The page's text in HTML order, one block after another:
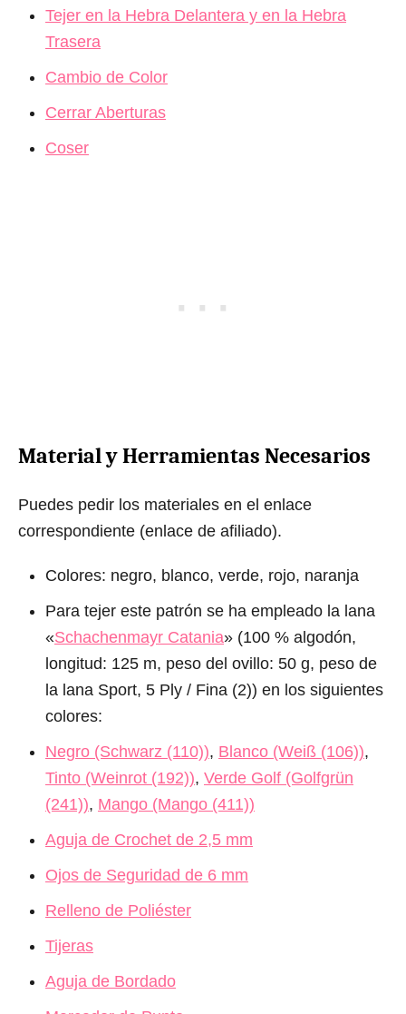
Tejer en la Hebra Delantera y en la Hebra
Trasera
Cambio de Color
Cerrar Aberturas
Coser
Material y Herramientas Necesarios
Puedes pedir los materiales en el enlace
correspondiente (enlace de afiliado).
Colores: negro, blanco, verde, rojo, naranja
Para tejer este patrón se ha empleado la lana
«Schachenmayr Catania» (100 % algodón,
longitud: 125 m, peso del ovillo: 50 g, peso de
la lana Sport, 5 Ply / Fina (2)) en los siguientes
colores:
Negro (Schwarz (110)), Blanco (Weiß (106)),
Tinto (Weinrot (192)), Verde Golf (Golfgrün
(241)), Mango (Mango (411))
Aguja de Crochet de 2,5 mm
Ojos de Seguridad de 6 mm
Relleno de Poliéster
Tijeras
Aguja de Bordado